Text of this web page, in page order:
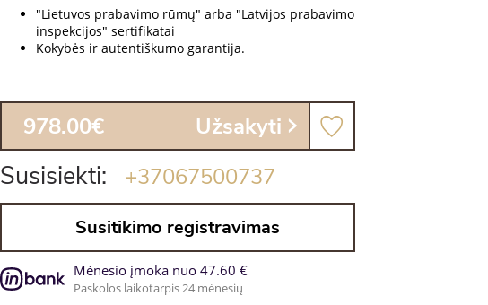
"Lietuvos prabavimo rūmų" arba "Latvijos prabavimo
inspekcijos" sertifikatai
Kokybės ir autentiškumo garantija.
978.00€ Užsakyti
Susisiekti: +37067500737
Susitikimo registravimas
Mėnesio įmoka nuo 47.60 €
Paskolos laikotarpis 24 mėnesių